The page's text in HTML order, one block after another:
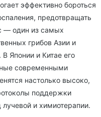
эффективно бороться
предотвращать
— один из самых
грибов Азии и
Японии и Китае его
современными
настолько высоко,
поддержки
и химиотерапии.